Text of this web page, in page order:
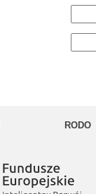
RODO